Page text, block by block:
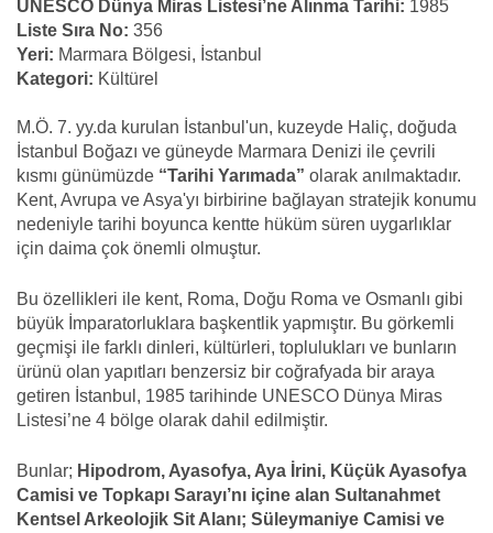
UNESCO Dünya Miras Listesi’ne Alınma Tarihi: 1985
Liste Sıra No: 356
Yeri: Marmara Bölgesi, İstanbul
Kategori: Kültürel
M.Ö. 7. yy.da kurulan İstanbul'un, kuzeyde Haliç, doğuda
İstanbul Boğazı ve güneyde Marmara Denizi ile çevrili
kısmı günümüzde “Tarihi Yarımada” olarak anılmaktadır.
Kent, Avrupa ve Asya'yı birbirine bağlayan stratejik konumu
nedeniyle tarihi boyunca kentte hüküm süren uygarlıklar
için daima çok önemli olmuştur.
Bu özellikleri ile kent, Roma, Doğu Roma ve Osmanlı gibi
büyük İmparatorluklara başkentlik yapmıştır. Bu görkemli
geçmişi ile farklı dinleri, kültürleri, toplulukları ve bunların
ürünü olan yapıtları benzersiz bir coğrafyada bir araya
getiren İstanbul, 1985 tarihinde UNESCO Dünya Miras
Listesi’ne 4 bölge olarak dahil edilmiştir.
Bunlar; Hipodrom, Ayasofya, Aya İrini, Küçük Ayasofya
Camisi ve Topkapı Sarayı’nı içine alan Sultanahmet
Kentsel Arkeolojik Sit Alanı; Süleymaniye Camisi ve